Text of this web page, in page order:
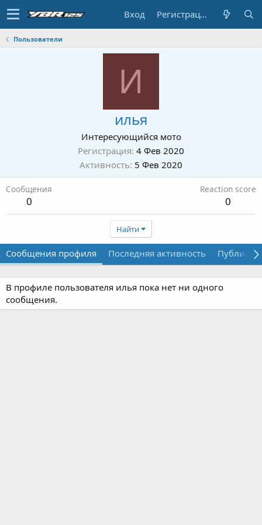
Вход Регистрация
Пользователи
И
илья
Интересующийся мото
Регистрация 4 Фев 2020
Активность 5 Фев 2020
Сообщения
0
Reaction score
0
Найти
Сообщения профиля Последняя активность
В профиле пользователя илья пока нет ни одного
сообщения.